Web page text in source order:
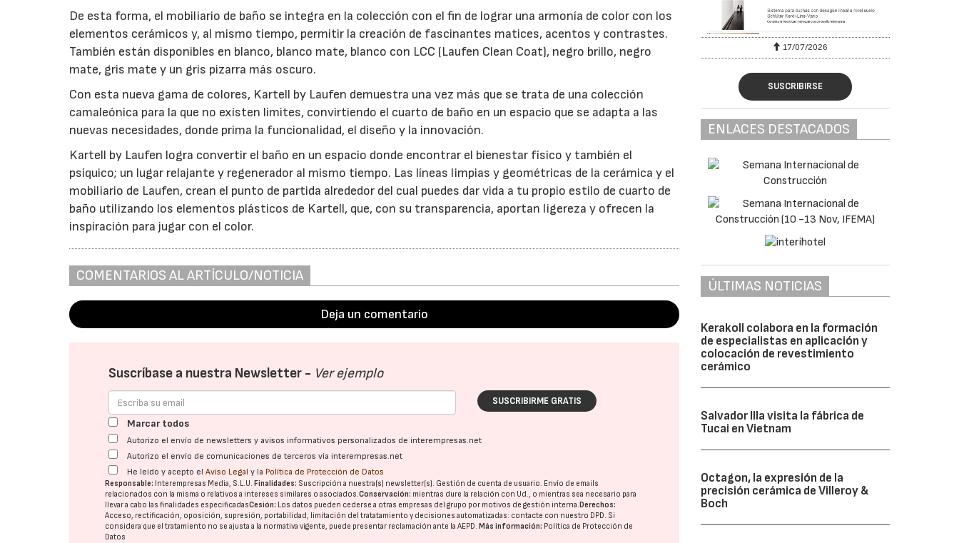
De esta forma, el mobiliario de baño se integra en la colección con el fin de lograr una armonía de color con los
elementos cerámicos y, al mismo tiempo, permitir la creación de fascinantes matices, acentos y contrastes.
También están disponibles en blanco, blanco mate, blanco con LCC (Laufen Clean Coat), negro brillo, negro
mate, gris mate y un gris pizarra más oscuro.
Con esta nueva gama de colores, Kartell by Laufen demuestra una vez más que se trata de una colección
camaleónica para la que no existen límites, convirtiendo el cuarto de baño en un espacio que se adapta a las
nuevas necesidades, donde prima la funcionalidad, el diseño y la innovación.
Kartell by Laufen logra convertir el baño en un espacio donde encontrar el bienestar físico y también el
psíquico; un lugar relajante y regenerador al mismo tiempo. Las líneas limpias y geométricas de la cerámica y el
mobiliario de Laufen, crean el punto de partida alrededor del cual puedes dar vida a tu propio estilo de cuarto de
baño utilizando los elementos plásticos de Kartell, que, con su transparencia, aportan ligereza y ofrecen la
inspiración para jugar con el color.
COMENTARIOS AL ARTÍCULO/NOTICIA
Deja un comentario
Suscríbase a nuestra Newsletter - Ver ejemplo
SUSCRIBIRME GRATIS
Marcar todos
Autorizo el envío de newsletters y avisos informativos personalizados de interempresas.net
Autorizo el envío de comunicaciones de terceros vía interempresas.net
He leído y acepto elAviso Legal y la Política de Protección de Datos
Responsable: Interempresas Media, S.L.U. Finalidades: Suscripción a nuestra(s) newsletter(s). Gestión de cuenta de usuario. Envío de emails
relacionados con la misma o relativos a intereses similares o asociados.Conservación: mientras dure la relación con Ud., o mientras sea necesario para
llevar a cabo las finalidades especificadasCesión: Los datos pueden cederse a otras empresas del grupo por motivos de gestión interna. Derechos:
Acceso, rectificación, oposición, supresión, portabilidad, limitación del tratatamiento y decisiones automatizadas: contacte con nuestro DPD. Si
considera que el tratamiento no se ajusta a la normativa vigente, puede presentar reclamación ante laAEPD. Más información: Política de Protección de
Datos
17/07/2026 31/07/2026 17/07/2026
SUSCRIBIRSE
ENLACES DESTACADOS
ÚLTIMAS NOTICIAS
Kerakoll colabora en la formación
de especialistas en aplicación y
colocación de revestimiento
cerámico
Salvador Illa visita la fábrica de
Tucai en Vietnam
Octagon, la expresión de la
precisión cerámica de Villeroy &
Boch